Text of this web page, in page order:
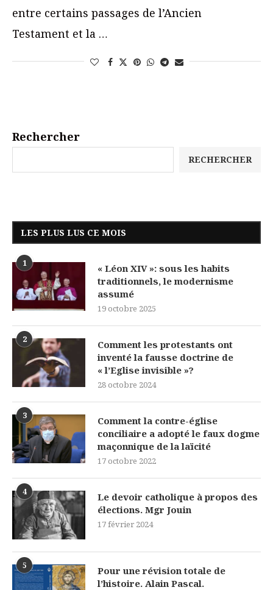
entre certains passages de l’Ancien
Testament et la …
Rechercher
RECHERCHER
LES PLUS LUS CE MOIS
1
« Léon XIV »: sous les habits
traditionnels, le modernisme
assumé
19 octobre 2025
2
Comment les protestants ont
inventé la fausse doctrine de
« l’Eglise invisible »?
28 octobre 2024
3
Comment la contre-église
conciliaire a adopté le faux dogme
maçonnique de la laïcité
17 octobre 2022
4
Le devoir catholique à propos des
élections. Mgr Jouin
17 février 2024
5
Pour une révision totale de
l’histoire. Alain Pascal.